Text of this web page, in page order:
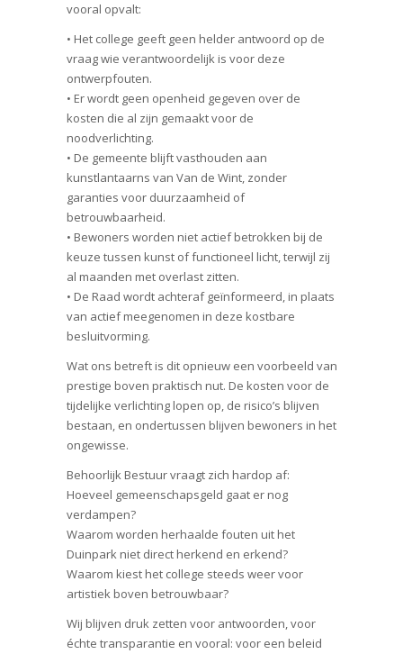
vooral opvalt:
• Het college geeft geen helder antwoord op de
vraag wie verantwoordelijk is voor deze
ontwerpfouten.
• Er wordt geen openheid gegeven over de
kosten die al zijn gemaakt voor de
noodverlichting.
• De gemeente blijft vasthouden aan
kunstlantaarns van Van de Wint, zonder
garanties voor duurzaamheid of
betrouwbaarheid.
• Bewoners worden niet actief betrokken bij de
keuze tussen kunst of functioneel licht, terwijl zij
al maanden met overlast zitten.
• De Raad wordt achteraf geïnformeerd, in plaats
van actief meegenomen in deze kostbare
besluitvorming.
Wat ons betreft is dit opnieuw een voorbeeld van
prestige boven praktisch nut. De kosten voor de
tijdelijke verlichting lopen op, de risico’s blijven
bestaan, en ondertussen blijven bewoners in het
ongewisse.
Behoorlijk Bestuur vraagt zich hardop af:
Hoeveel gemeenschapsgeld gaat er nog
verdampen?
Waarom worden herhaalde fouten uit het
Duinpark niet direct herkend en erkend?
Waarom kiest het college steeds weer voor
artistiek boven betrouwbaar?
Wij blijven druk zetten voor antwoorden, voor
échte transparantie en vooral: voor een beleid